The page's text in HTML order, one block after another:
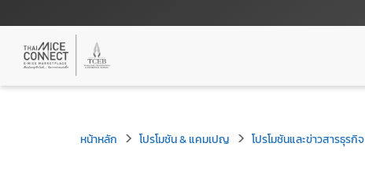
หน้าหลัก โปรโมชัน & แคมเปญ โปรโมชันและข่าวสารธุรกิจ